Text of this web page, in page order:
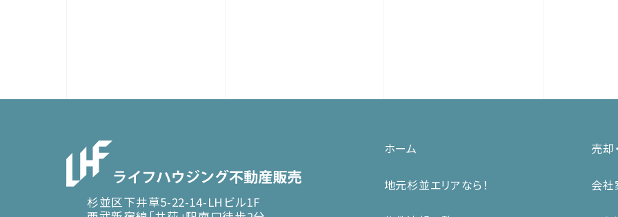
杉並区下井草5-22-14-LHビル1F
ホーム
地元杉並エリアなら！
売却
会社